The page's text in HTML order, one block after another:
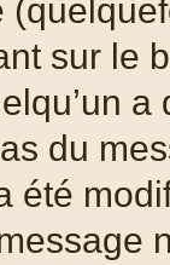
sur le
du
été